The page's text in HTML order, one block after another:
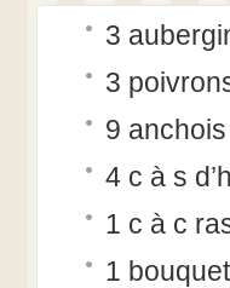
3
3
9 anchois
4 c à s
1 c à c
1